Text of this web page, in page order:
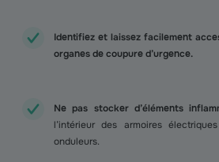
Identifiez et laissez facilement
organes de coupure d’urgence.
Ne pas stocker d’éléments
l’intérieur des armoires
onduleurs.